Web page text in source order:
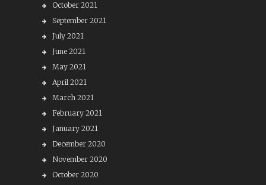
October 2021
September 2021
July 2021
June 2021
May 2021
April 2021
March 2021
February 2021
January 2021
December 2020
November 2020
October 2020